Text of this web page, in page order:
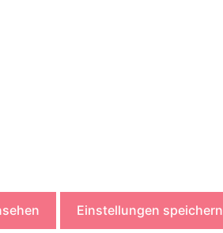
Einstellungen speichern